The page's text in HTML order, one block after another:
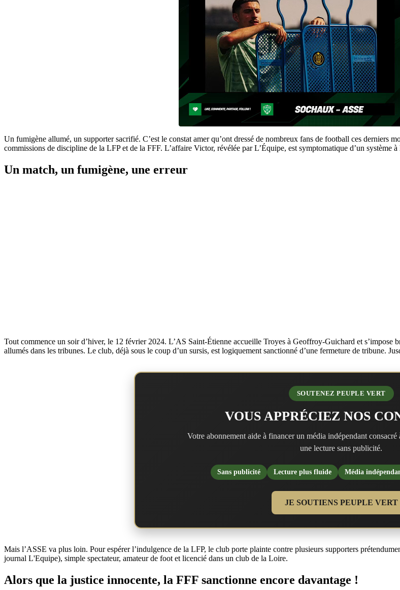
Un fumigène allumé, un supporter sacrifié. C’est le constat amer qu’ont dressé de nombreux fans de football ces derniers
commissions de discipline de la LFP et de la FFF. L’affaire Victor, révélée par L’Équipe, est symptomatique d’un système à
Un match, un fumigène, une erreur
Tout commence un soir d’hiver, le 12 février 2024. L’AS Saint-Étienne accueille Troyes à Geoffroy-Guichard et s’impose
allumés dans les tribunes. Le club, déjà sous le coup d’un sursis, est logiquement sanctionné d’une fermeture de tribune.
SOUTENEZ PEUPLE VERT
VOUS APPRÉCIEZ NOS
Votre abonnement aide à financer un média indépendant
une lecture sans publicité.
Sans publicité Lecture plus fluide Média
JE SOUTIENS PEUPLE VERT
Mais l’ASSE va plus loin. Pour espérer l’indulgence de la LFP, le club porte plainte contre plusieurs supporters
journal L'Equipe), simple spectateur, amateur de foot et licencié dans un club de la Loire.
Alors que la justice innocente, la FFF sanctionne encore davantage !